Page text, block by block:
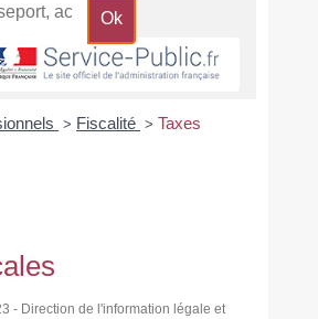
> Fiscalité > Taxes
- Direction de l'information légale et